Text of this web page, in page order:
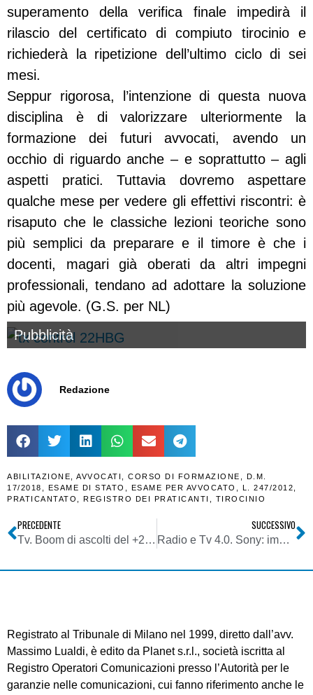
superamento della verifica finale impedirà il
rilascio del certificato di compiuto tirocinio e
richiederà la ripetizione dell’ultimo ciclo di sei
mesi.
Seppur rigorosa, l’intenzione di questa nuova
disciplina è di valorizzare ulteriormente la
formazione dei futuri avvocati, avendo un
occhio di riguardo anche – e soprattutto – agli
aspetti pratici. Tuttavia dovremo aspettare
qualche mese per vedere gli effettivi riscontri: è
risaputo che le classiche lezioni teoriche sono
più semplici da preparare e il timore è che i
docenti, magari già oberati da altri impegni
professionali, tendano ad adottare la soluzione
più agevole. (G.S. per NL)
Pubblicità
Redazione
ABILITAZIONE AVVOCATI CORSO DI FORMAZIONE
D.M.
17/2018
ESAME DI STATO ESAME PER AVVOCATO L. 247/2012
PRATICANTATO
REGISTRO DEI PRATICANTI TIROCINIO
PRECEDENTE
Tv. Boom di ascolti del +20% per La7. Cairo: “Nel 2018 ci sarà un bel decollo”
SUCCESSIVO
Radio e Tv 4.0. Sony: impennata di domande dei broadcaster per reti IP per produzione live nel quadro di una forte accelerazione del settore
Registrato al Tribunale di Milano nel 1999, diretto dall’avv.
Massimo Lualdi, è edito da Planet s.r.l., società iscritta al
Registro Operatori Comunicazioni presso l’Autorità per le
garanzie nelle comunicazioni, cui fanno riferimento anche le